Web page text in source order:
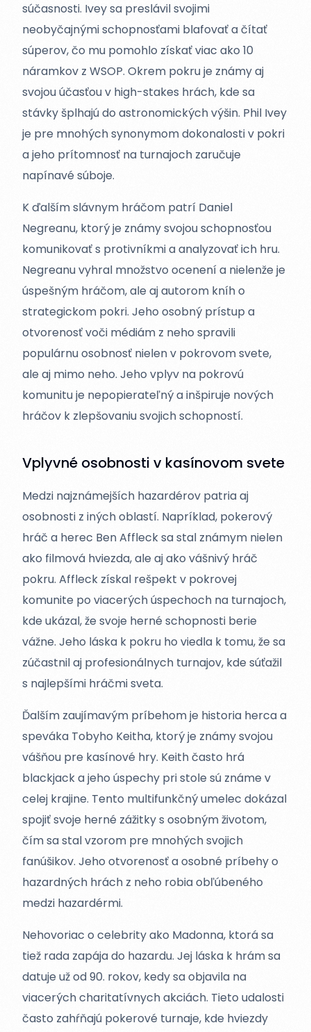
súčasnosti. Ivey sa preslávil svojimi
neobyčajnými schopnosťami blafovať a čítať
súperov, čo mu pomohlo získať viac ako 10
náramkov z WSOP. Okrem pokru je známy aj
svojou účasťou v high-stakes hrách, kde sa
stávky šplhajú do astronomických výšin. Phil Ivey
je pre mnohých synonymom dokonalosti v pokri
a jeho prítomnosť na turnajoch zaručuje
napínavé súboje.
K ďalším slávnym hráčom patrí Daniel
Negreanu, ktorý je známy svojou schopnosťou
komunikovať s protivníkmi a analyzovať ich hru.
Negreanu vyhral množstvo ocenení a nielenže je
úspešným hráčom, ale aj autorom kníh o
strategickom pokri. Jeho osobný prístup a
otvorenosť voči médiám z neho spravili
populárnu osobnosť nielen v pokrovom svete,
ale aj mimo neho. Jeho vplyv na pokrovú
komunitu je nepopierateľný a inšpiruje nových
hráčov k zlepšovaniu svojich schopností.
Vplyvné osobnosti v kasínovom svete
Medzi najznámejších hazardérov patria aj
osobnosti z iných oblastí. Napríklad, pokerový
hráč a herec Ben Affleck sa stal známym nielen
ako filmová hviezda, ale aj ako vášnivý hráč
pokru. Affleck získal rešpekt v pokrovej
komunite po viacerých úspechoch na turnajoch,
kde ukázal, že svoje herné schopnosti berie
vážne. Jeho láska k pokru ho viedla k tomu, že sa
zúčastnil aj profesionálnych turnajov, kde súťažil
s najlepšími hráčmi sveta.
Ďalším zaujímavým príbehom je historia herca a
speváka Tobyho Keitha, ktorý je známy svojou
vášňou pre kasínové hry. Keith často hrá
blackjack a jeho úspechy pri stole sú známe v
celej krajine. Tento multifunkčný umelec dokázal
spojiť svoje herné zážitky s osobným životom,
čím sa stal vzorom pre mnohých svojich
fanúšikov. Jeho otvorenosť a osobné príbehy o
hazardných hrách z neho robia obľúbeného
medzi hazardérmi.
Nehovoriac o celebrity ako Madonna, ktorá sa
tiež rada zapája do hazardu. Jej láska k hrám sa
datuje už od 90. rokov, kedy sa objavila na
viacerých charitatívnych akciách. Tieto udalosti
často zahŕňajú pokerové turnaje, kde hviezdy